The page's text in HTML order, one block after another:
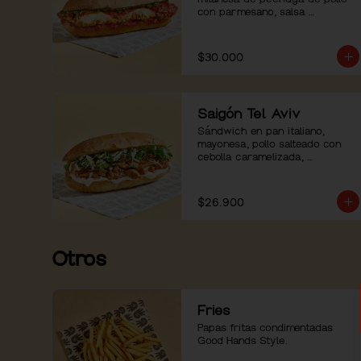
con parmesano, salsa
$30.000
Saigón Tel Aviv
Sándwich en pan italiano,
mayonesa, pollo salteado con
cebolla caramelizada,
sriracha aparte.
$26.900
Otros
Fries
Papas fritas condimentadas
Good Hands Style.